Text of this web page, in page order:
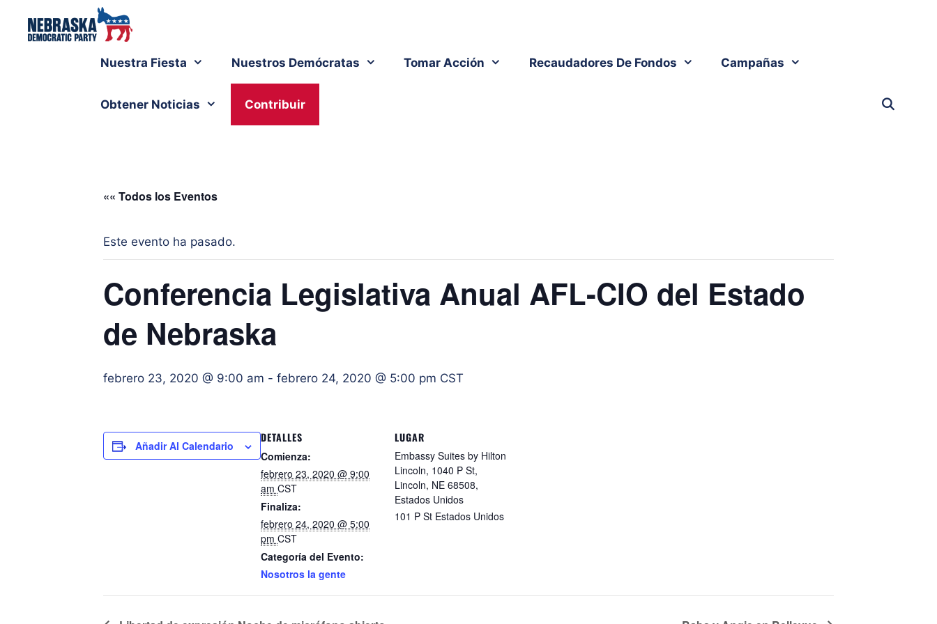
Nuestra Fiesta Nuestros Demócratas Tomar Acción Recaudadores De Fondos Campañas
Obtener Noticias Contribuir
«« Todos los Eventos
Este evento ha pasado.
Conferencia Legislativa Anual AFL-CIO del Estado
de Nebraska
febrero 23, 2020 @ 9:00 am - febrero 24, 2020 @ 5:00 pm CST
Añadir Al Calendario
DETALLES
Comienza:
febrero 23, 2020 @ 9:00
am CST
Finaliza:
febrero 24, 2020 @ 5:00
pm CST
Categoría del Evento:
Nosotros la gente
LUGAR
Embassy Suites by Hilton
Lincoln, 1040 P St,
Lincoln, NE 68508,
Estados Unidos
101 P St Estados Unidos